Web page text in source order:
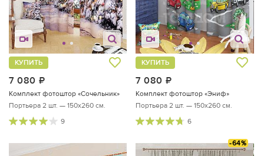
7 080
КУПИТЬ
Комплект фотоштор «Сочельник»
Портьера 2 шт. — 150х260 см.
9
7 080
КУПИТЬ
Комплект фотоштор «Эниф»
Портьера 2 шт. — 150х260 см.
6
-64%